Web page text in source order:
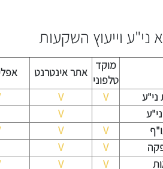
ני"ע וייעוץ השקעות
אתר אינטרנט
מוקד
טלפוני
V V
ני"ע
V
V V
V
V
V V